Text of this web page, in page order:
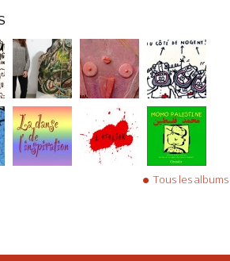
Tous les albums